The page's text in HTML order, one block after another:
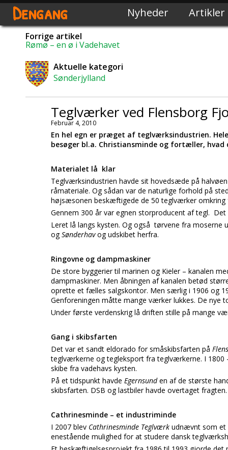
Dengang Nyheder Artikler
Forrige artikel
Rømø – en ø i Vadehavet
Aktuelle kategori
Sønderjylland
Teglværker ved Flensborg
Februar 4, 2010
En hel egn er præget af teglværksindustrien.
besøger bl.a. Christiansminde og fortæller,
Materialet lå klar
Teglværksindustrien havde sit hovedsæde på
råmateriale. Og sådan var de naturlige forhold på
højsæsonen beskæftigede de 50 teglværker omkring
Gennem 300 år var egnen storproducent af tegl.
Leret lå langs kysten. Og også tørvene fra
ogSønderhavog udskibet herfra.
Ringovne og dampmaskiner
De store byggerier til marinen og Kieler – kanalen
dampmaskiner. Men åbningen af kanalen betød
oprette et fælles salgskontor. Men særlig i 1906 og
Genforeningen måtte mange værker lukkes. De
Under første verdenskrig lå driften stille på mange
Gang i skibsfarten
Det var et sandt eldorado for småskibsfarten på
teglværkerne og tegleksport fra teglværkerne. I 1800
skibe fra vadehavs kysten.
På et tidspunkt havde Egernsunden af de største
skibsfarten. DSB og lastbiler havde overtaget fragten.
Cathrinesminde – et industriminde
I 2007 blev Cathrinesminde Teglværk udnævnt som et
enestående mulighed for at studere dansk